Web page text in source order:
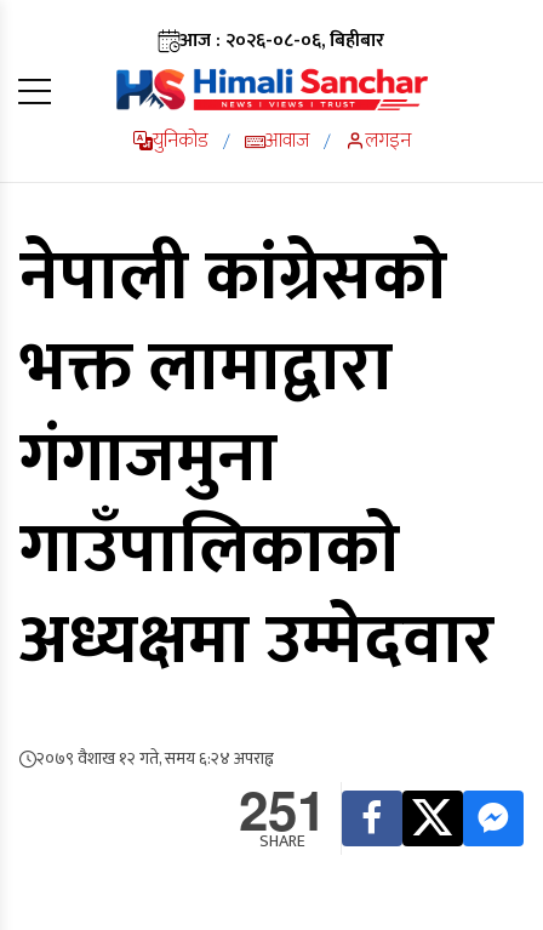
आज : २०२६-०८-०६, बिहीबार
युनिकोड / आवाज / लगइन
नेपाली कांग्रेसकाे
भक्त लामाद्वारा
गंगाजमुना
गाउँपालिकाकाे
अध्यक्षमा उम्मेदवार
२०७९ वैशाख १२ गते, समय ६:२४ अपराह्न
251
SHARE